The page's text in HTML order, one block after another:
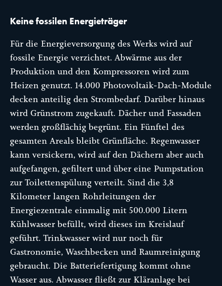
Keine fossilen Energieträger
Für die Energieversorgung des Werks wird auf
fossile Energie verzichtet. Abwärme aus der
Produktion und den Kompressoren wird zum
Heizen genutzt. 14.000 Photovoltaik-Dach-Module
decken anteilig den Strombedarf. Darüber hinaus
wird Grünstrom zugekauft. Dächer und Fassaden
werden großflächig begrünt. Ein Fünftel des
gesamten Areals bleibt Grünfläche. Regenwasser
kann versickern, wird auf den Dächern aber auch
aufgefangen, gefiltert und über eine Pumpstation
zur Toilettenspülung verteilt. Sind die 3,8
Kilometer langen Rohrleitungen der
Energiezentrale einmalig mit 500.000 Litern
Kühlwasser befüllt, wird dieses im Kreislauf
geführt. Trinkwasser wird nur noch für
Gastronomie, Waschbecken und Raumreinigung
gebraucht. Die Batteriefertigung kommt ohne
Wasser aus. Abwasser fließt zur Kläranlage bei